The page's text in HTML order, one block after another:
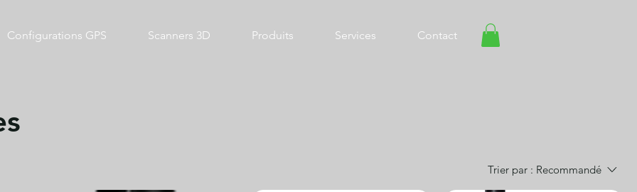
Configurations GPS Scanners 3D Produits Services Contact
Trier par : Recommandé